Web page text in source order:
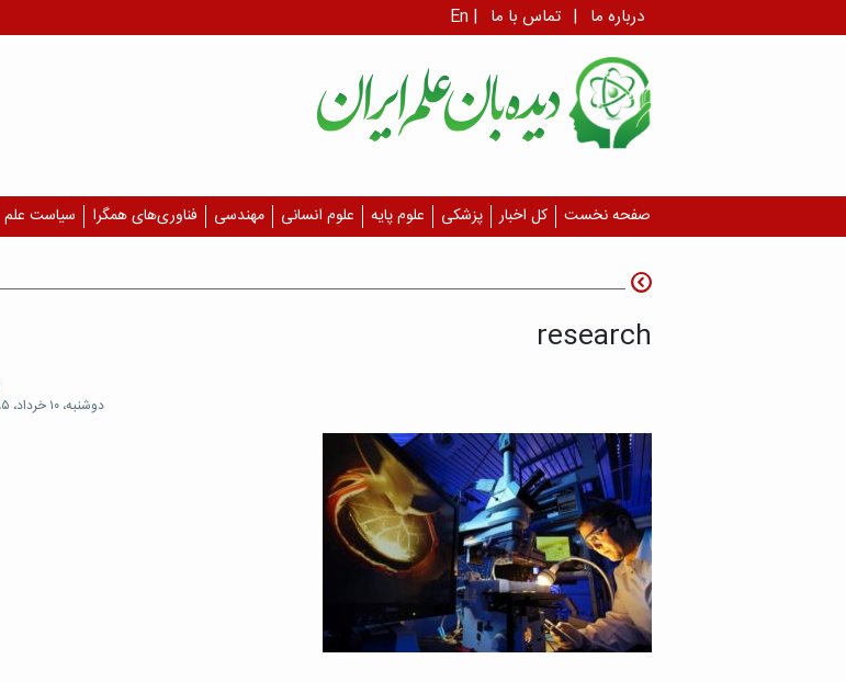
En | درباره ما | تماس با ما
صفحه نخست کل اخبار پزشکی علوم پایه علوم انسانی مهندسی فناوری‌های همگرا سیاست علم
research
دوشنبه، ۱۰ خرداد، ۱۳۹۵ | 15:44